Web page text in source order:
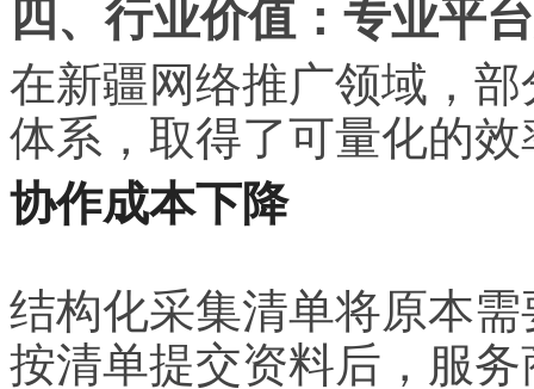
四、行业价值：专业平
在新疆网络推广领域，
体系，取得了可量化的
协作成本下降
结构化采集清单将原本
按清单提交资料后，服